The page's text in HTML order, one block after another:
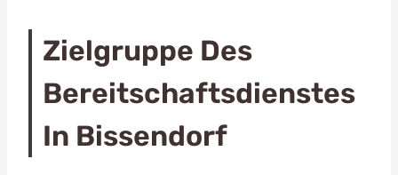
Zielgruppe Des
Bereitschaftsdienstes
In Bissendorf